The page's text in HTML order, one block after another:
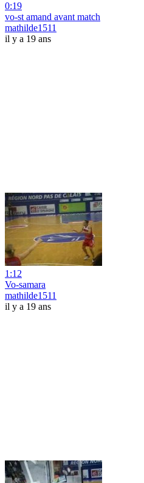
0:19
vo-st amand avant match
mathilde1511
il y a 19 ans
1:12
Vo-samara
mathilde1511
il y a 19 ans